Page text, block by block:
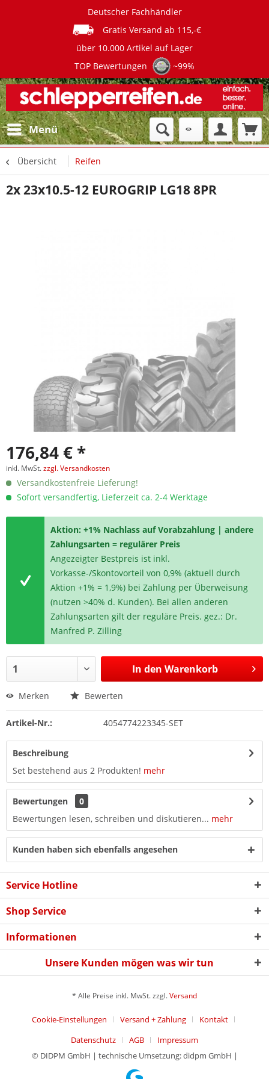
Deutscher Fachhändler
Gratis Versand ab 115,-€
über 10.000 Artikel auf Lager
TOP Bewertungen
~99%
Menü
Übersicht Reifen
2x 23x10.5-12 EUROGRIP LG18 8PR
176,84 € *
inkl. MwSt.zzgl. Versandkosten
Versandkostenfreie Lieferung!
Sofort versandfertig, Lieferzeit ca. 2-4 Werktage
Aktion: +1% Nachlass auf Vorabzahlung | andere
Zahlungsarten = regulärer Preis
Angezeigter Bestpreis ist inkl.
Vorkasse-/Skontovorteil von 0,9% (aktuell durch
Aktion +1% = 1,9%) bei Zahlung per Überweisung
(nutzen >40% d. Kunden). Bei allen anderen
Zahlungsarten gilt der reguläre Preis. gez.: Dr.
Manfred P. Zilling
In den Warenkorb
Merken Bewerten
Artikel-Nr.: 4054774223345-SET
Beschreibung
Set bestehend aus 2 Produkten! mehr
Bewertungen
0
Bewertungen lesen, schreiben und diskutieren... mehr
Kunden haben sich ebenfalls angesehen
Service Hotline
Shop Service
Informationen
Unsere Kunden mögen was wir tun
* Alle Preise inkl. MwSt. zzgl.Versand
Cookie-Einstellungen Versand + Zahlung
Kontakt
Datenschutz
AGB
Impressum
© DIDPM GmbH | technische Umsetzung: didpm GmbH |